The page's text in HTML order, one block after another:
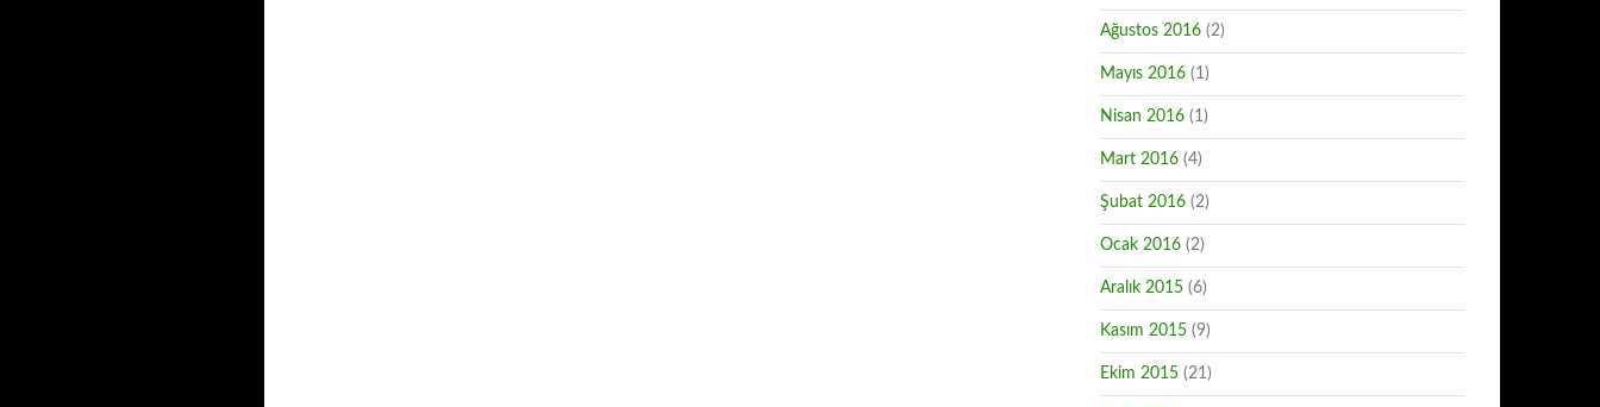
Ağustos 2016 (2)
Mayıs 2016 (1)
Nisan 2016 (1)
Mart 2016 (4)
Şubat 2016 (2)
Ocak 2016 (2)
Aralık 2015 (6)
Kasım 2015 (9)
Ekim 2015 (21)